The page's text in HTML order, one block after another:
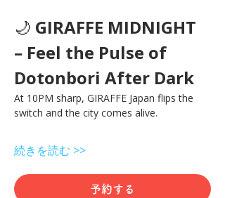
🌙 GIRAFFE MIDNIGHT
– Feel the Pulse of
Dotonbori After Dark
At 10PM sharp, GIRAFFE Japan flips the
switch and the city comes alive.
続きを読む >>
予約する